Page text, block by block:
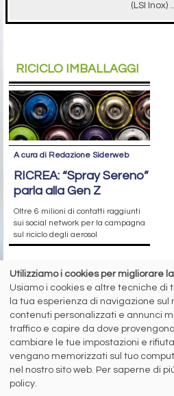
(LSI Inox)
RICICLO IMBALLAGGI
A cura di Redazione Siderweb
RICREA: “Spray Sereno”
parla alla Gen Z
Oltre 6 milioni di contatti raggiunti
sui social network per la campagna
sul riciclo degli aerosol
siderweb
LA COMMUNITY DELL'ACCIAIO
Siderweb S.p.A. SB Società del gruppo
Sede sociale: Flero (Brescia) Via Don Milani 5
T.
+39 030 254 00 06
Utilizziamo i cookies per migliorare
Usiamo i cookies e altre tecniche
la tua esperienza di navigazione sul
contenuti personalizzati e annunci
traffico e capire da dove
cambiare le tue impostazioni e
vengano memorizzati sul tuo
nel nostro sito web. Per saperne di
policy.